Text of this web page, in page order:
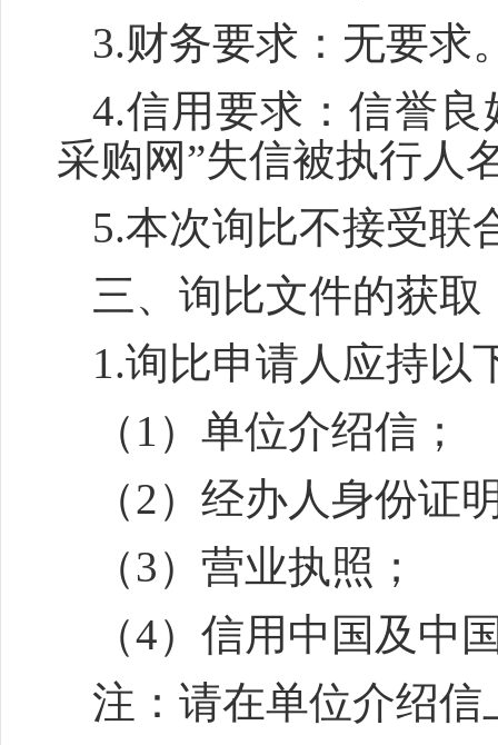
3.财务要求： 无要求
4.信用要求：信誉良
采购网”失信被执行人
5.本次询比不接受联
三、询比文件的获取
1.询比申请人应持以
（ 1）单位介绍信；
（2）经办人身份证
（3）营业执照；
（4）信用中国及中
注：请在单位介绍